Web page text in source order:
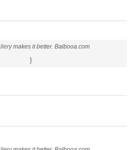
makes it better. Balbooa.com
}